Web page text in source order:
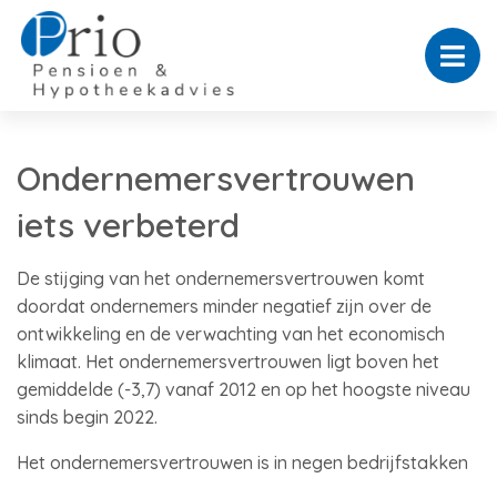
Ondernemersvertrouwen
iets verbeterd
De stijging van het ondernemersvertrouwen komt
doordat ondernemers minder negatief zijn over de
ontwikkeling en de verwachting van het economisch
klimaat. Het ondernemersvertrouwen ligt boven het
gemiddelde (-3,7) vanaf 2012 en op het hoogste niveau
sinds begin 2022.
Het ondernemersvertrouwen is in negen bedrijfstakken